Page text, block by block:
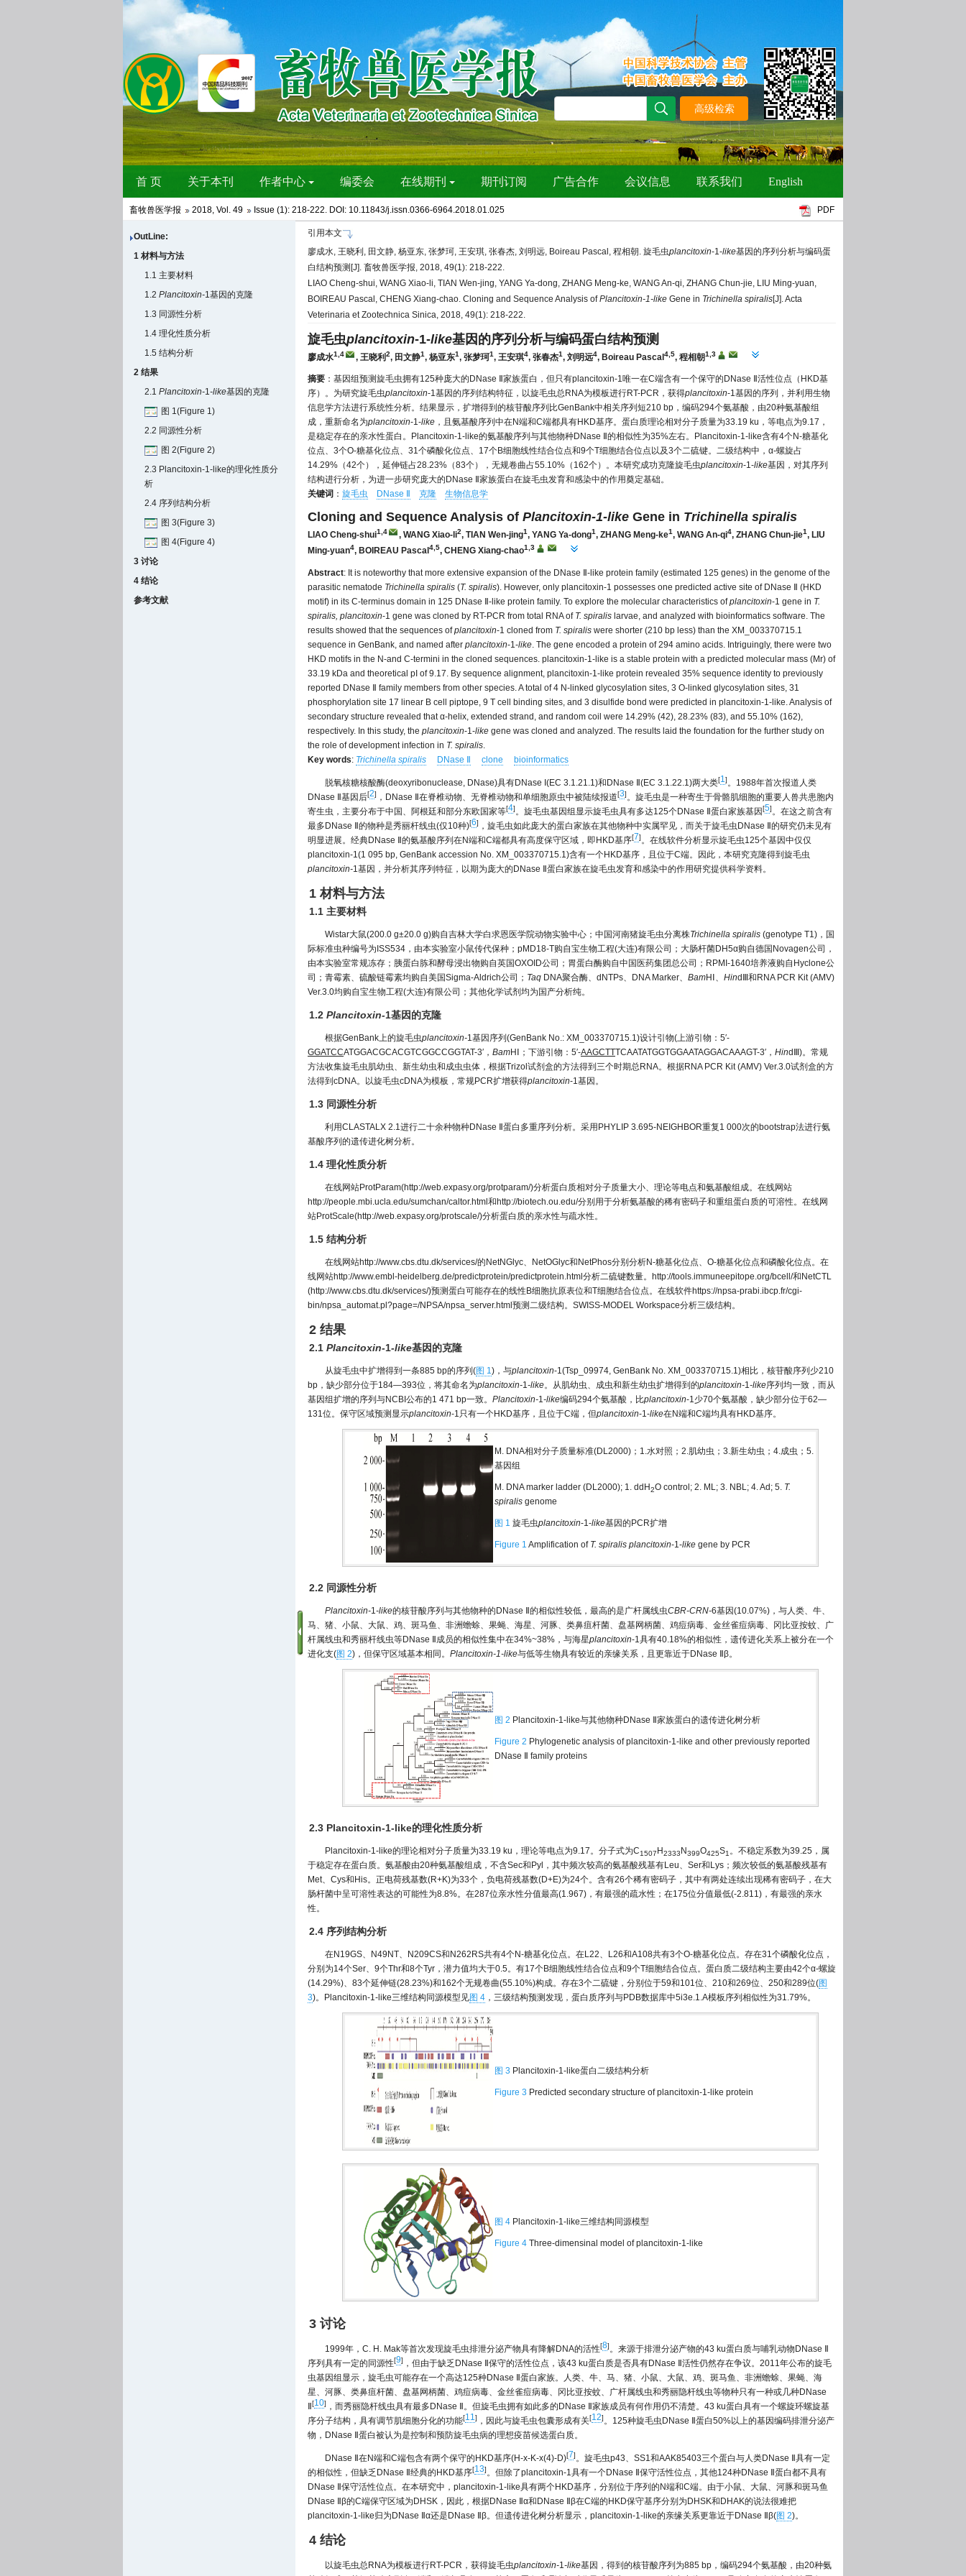
畜牧兽医学报 2018, Vol. 49 Issue (1): 218-222. DOI: 10.11843/j.issn.0366-6964.2018.01.025 PDF
OutLine:
1 材料与方法
1.1 主要材料
1.2 Plancitoxin-1基因的克隆
1.3 同源性分析
1.4 理化性质分析
1.5 结构分析
2 结果
2.1 Plancitoxin-1-like基因的克隆
图 1(Figure 1)
2.2 同源性分析
图 2(Figure 2)
2.3 Plancitoxin-1-like的理化性质分
析
2.4 序列结构分析
图 3(Figure 3)
图 4(Figure 4)
3 讨论
4 结论
参考文献
引用本文
廖成水, 王晓利, 田文静, 杨亚东, 张梦珂, 王安琪, 张春杰, 刘明远, Boireau Pascal, 程相朝. 旋毛虫plancitoxin-1-like基因的序列分析与编码蛋
白结构预测[J]. 畜牧兽医学报, 2018, 49(1): 218-222.
LIAO Cheng-shui, WANG Xiao-li, TIAN Wen-jing, YANG Ya-dong, ZHANG Meng-ke, WANG An-qi, ZHANG Chun-jie, LIU Ming-yuan,
BOIREAU Pascal, CHENG Xiang-chao. Cloning and Sequence Analysis ofPlancitoxin-1-like Gene in Trichinella spiralis[J]. Acta
Veterinaria et Zootechnica Sinica, 2018, 49(1): 218-222.
旋毛虫plancitoxin-1-like基因的序列分析与编码蛋白结构预测
廖成水1,4 , 王晓利2, 田文静1, 杨亚东1, 张梦珂1, 王安琪4, 张春杰1, 刘明远4, Boireau Pascal 4,5, 程相朝1,3
摘要 ：基因组预测旋毛虫拥有125种庞大的DNase Ⅱ家族蛋白，但只有plancitoxin-1唯一在C端含有一个保守的DNase Ⅱ活性位点（HKD基
序）。为研究旋毛虫plancitoxin-1基因的序列结构特征，以旋毛虫总RNA为模板进行RT-PCR，获得plancitoxin-1基因的序列，并利用生物
信息学方法进行系统性分析。结果显示，扩增得到的核苷酸序列比GenBank中相关序列短210 bp，编码294个氨基酸，由20种氨基酸组
成，重新命名为plancitoxin-1-like ，且氨基酸序列中在N端和C端都具有HKD基序。蛋白质理论相对分子质量为33.19 ku，等电点为9.17，
是稳定存在的亲水性蛋白。Plancitoxin-1-like的氨基酸序列与其他物种DNase Ⅱ的相似性为35%左右。Plancitoxin-1-like含有4个N-糖基化
位点、3个O-糖基化位点、31个磷酸化位点、17个B细胞线性结合位点和9个T细胞结合位点以及3个二硫键。二级结构中，α-螺旋占
14.29%（42个），延伸链占28.23%（83个），无规卷曲占55.10%（162个）。本研究成功克隆旋毛虫plancitoxin-1-like基因，对其序列
结构进行分析，为进一步研究庞大的DNase Ⅱ家族蛋白在旋毛虫发育和感染中的作用奠定基础。
关键词 ： 旋毛虫 DNase Ⅱ 克隆 生物信息学
Cloning and Sequence Analysis of Plancitoxin-1-like Gene in Trichinella spiralis
LIAO Cheng-shui1,4 , WANG Xiao-li2, TIAN Wen-jing1, YANG Ya-dong1, ZHANG Meng-ke1, WANG An-qi4, ZHANG Chun-jie1, LIU
Ming-yuan4, BOIREAU Pascal 4,5, CHENG Xiang-chao1,3
Abstract: It is noteworthy that more extensive expansion of the DNase Ⅱ-like protein family (estimated 125 genes) in the genome of the
parasitic nematode Trichinella spiralis (T. spiralis). However, only plancitoxin-1 possesses one predicted active site of DNase Ⅱ (HKD
motif) in its C-terminus domain in 125 DNase Ⅱ-like protein family. To explore the molecular characteristics ofplancitoxin-1 gene in T.
spiralis, plancitoxin-1 gene was cloned by RT-PCR from total RNA of T. spiralis larvae, and analyzed with bioinformatics software. The
results showed that the sequences ofplancitoxin-1 cloned from T. spiralis were shorter (210 bp less) than the XM_003370715.1
sequence in GenBank, and named after plancitoxin-1-like . The gene encoded a protein of 294 amino acids. Intriguingly, there were two
HKD motifs in the N-and C-termini in the cloned sequences. plancitoxin-1-like is a stable protein with a predicted molecular mass (Mr) of
33.19 kDa and theoretical pI of 9.17. By sequence alignment, plancitoxin-1-like protein revealed 35% sequence identity to previously
reported DNase Ⅱ family members from other species. A total of 4 N-linked glycosylation sites, 3 O-linked glycosylation sites, 31
phosphorylation site 17 linear B cell piptope, 9 T cell binding sites, and 3 disulfide bond were predicted in plancitoxin-1-like. Analysis of
secondary structure revealed that α-helix, extended strand, and random coil were 14.29% (42), 28.23% (83), and 55.10% (162),
respectively. In this study, the plancitoxin-1-like gene was cloned and analyzed. The results laid the foundation for the further study on
the role of development infection in T. spiralis
Key words: Trichinella spiralis DNase Ⅱ clone bioinformatics
脱氧核糖核酸酶(deoxyribonuclease, DNase)具有DNase I(EC 3.1.21.1)和DNase Ⅱ(EC 3.1.22.1)两大类[1 ] 。1988年首次报道人类
DNase Ⅱ基因后[2] ，DNase Ⅱ在脊椎动物、无脊椎动物和单细胞原虫中被陆续报道[3] 。旋毛虫是一种寄生于骨骼肌细胞的重要人兽共患胞内
寄生虫，主要分布于中国、阿根廷和部分东欧国家等[4] 。旋毛虫基因组显示旋毛虫具有多达125个DNase Ⅱ蛋白家族基因[5] 。在这之前含有
最多DNase Ⅱ的物种是秀丽杆线虫(仅10种)[6] ，旋毛虫如此庞大的蛋白家族在其他物种中实属罕见，而关于旋毛虫DNase Ⅱ的研究仍未见有
明显进展。经典DNase Ⅱ的氨基酸序列在N端和C端都具有高度保守区域，即HKD基序[7] 。在线软件分析显示旋毛虫125个基因中仅仅
plancitoxin-1(1 095 bp, GenBank accession No. XM_003370715.1)含有一个HKD基序，且位于C端。因此，本研究克隆得到旋毛虫
plancitoxin-1基因，并分析其序列特征，以期为庞大的DNase Ⅱ蛋白家族在旋毛虫发育和感染中的作用研究提供科学资料。
1 材料与方法
1.1 主要材料
Wistar大鼠(200.0 g±20.0 g)购自吉林大学白求恩医学院动物实验中心；中国河南猪旋毛虫分离株Trichinella spiralis (genotype T1)，国
际标准虫种编号为ISS534，由本实验室小鼠传代保种；pMD18-T购自宝生物工程(大连)有限公司；大肠杆菌DH5α购自德国Novagen公司，
由本实验室常规冻存；胰蛋白胨和酵母浸出物购自英国OXOID公司；胃蛋白酶购自中国医药集团总公司；RPMI-1640培养液购自Hyclone公
司；青霉素、硫酸链霉素均购自美国Sigma-Aldrich公司； Taq DNA聚合酶、dNTPs、DNA Marker、 BamHⅠ、 HindⅢ和RNA PCR Kit (AMV)
Ver.3.0均购自宝生物工程(大连)有限公司；其他化学试剂均为国产分析纯。
1.2 Plancitoxin-1基因的克隆
根据GenBank上的旋毛虫plancitoxin-1基因序列(GenBank No.: XM_003370715.1)设计引物(上游引物：5′-
GGATCCATGGACGCACGTCGGCCGGTAT-3′， BamHⅠ；下游引物：5′-AAGCTTTCAATATGGTGGAATAGGACAAAGT-3′， HindⅢ)。常规
方法收集旋毛虫肌幼虫、新生幼虫和成虫虫体，根据Trizol试剂盒的方法得到三个时期总RNA。根据RNA PCR Kit (AMV) Ver.3.0试剂盒的方
法得到cDNA。以旋毛虫cDNA为模板，常规PCR扩增获得plancitoxin-1基因。
1.3 同源性分析
利用CLASTALX 2.1进行二十余种物种DNase Ⅱ蛋白多重序列分析。采用PHYLIP 3.695-NEIGHBOR重复1 000次的bootstrap法进行氨
基酸序列的遗传进化树分析。
1.4 理化性质分析
在线网站ProtParam(http://web.expasy.org/protparam/)分析蛋白质相对分子质量大小、理论等电点和氨基酸组成。在线网站
http://people.mbi.ucla.edu/sumchan/caltor.html和http://biotech.ou.edu/分别用于分析氨基酸的稀有密码子和重组蛋白质的可溶性。在线网
站ProtScale(http://web.expasy.org/protscale/)分析蛋白质的亲水性与疏水性。
1.5 结构分析
在线网站http://www.cbs.dtu.dk/services/的NetNGlyc、NetOGlyc和NetPhos分别分析N-糖基化位点、O-糖基化位点和磷酸化位点。在
线网站http://www.embl-heidelberg.de/predictprotein/predictprotein.html分析二硫键数量。 http://tools.immuneepitope.org/bcell/和NetCTL
(http://www.cbs.dtu.dk/services/)预测蛋白可能存在的线性B细胞抗原表位和T细胞结合位点。在线软件https://npsa-prabi.ibcp.fr/cgi-
bin/npsa_automat.pl?page=/NPSA/npsa_server.html预测二级结构。SWISS-MODEL Workspace分析三级结构。
2 结果
2.1 Plancitoxin-1-like基因的克隆
从旋毛虫中扩增得到一条885 bp的序列(图 1 )，与plancitoxin-1(Tsp_09974, GenBank No. XM_003370715.1)相比，核苷酸序列少210
bp，缺少部分位于184—393位，将其命名为plancitoxin-1 -like。从肌幼虫、成虫和新生幼虫扩增得到的plancitoxin-1 -like序列均一致，而从
基因组扩增的序列与NCBI公布的1 471 bp一致。 Plancitoxin-1 -like编码294个氨基酸，比plancitoxin-1少70个氨基酸，缺少部分位于62—
131位。保守区域预测显示plancitoxin-1只有一个HKD基序，且位于C端，但plancitoxin-1-like在N端和C端均具有HKD基序。
M. DNA相对分子质量标准(DL2000)；1.水对照；2.肌幼虫；3.新生幼虫；4.成虫；5.
基因组
M. DNA marker ladder (DL2000); 1. ddH2O control; 2. ML; 3. NBL; 4. Ad; 5. T.
spiralisgenome
图 1 旋毛虫plancitoxin-1-like基因的PCR扩增
Figure 1 Amplification of T. spiralis plancitoxin-1-likegene by PCR
2.2 同源性分析
Plancitoxin-1 -like的核苷酸序列与其他物种的DNase Ⅱ的相似性较低，最高的是广杆属线虫CBR-CRN-6基因(10.07%)，与人类、牛、
马、猪、小鼠、大鼠、鸡、斑马鱼、非洲蟾蜍、果蝇、海星、河豚、类鼻疽杆菌、盘基网柄菌、鸡痘病毒、金丝雀痘病毒、冈比亚按蚊、广
杆属线虫和秀丽杆线虫等DNase Ⅱ成员的相似性集中在34%~38%，与海星plancitoxin-1具有40.18%的相似性，遗传进化关系上被分在一个
进化支(图 2)，但保守区域基本相同。 Plancitoxin-1-like与低等生物具有较近的亲缘关系，且更靠近于DNase Ⅱβ。
图 2 Plancitoxin-1-like与其他物种DNase Ⅱ家族蛋白的遗传进化树分析
Figure 2 Phylogenetic analysis of plancitoxin-1-like and other previously reported
DNase Ⅱ family proteins
2.3 Plancitoxin-1-like的理化性质分析
Plancitoxin-1-like的理论相对分子质量为33.19 ku，理论等电点为9.17。分子式为C1507H2333N399O425S1 。不稳定系数为39.25，属
于稳定存在蛋白质。氨基酸由20种氨基酸组成，不含Sec和Pyl，其中频次较高的氨基酸残基有Leu、Ser和Lys；频次较低的氨基酸残基有
Met、Cys和His。正电荷残基数(R+K)为33个，负电荷残基数(D+E)为24个。含有26个稀有密码子，其中有两处连续出现稀有密码子，在大
肠杆菌中呈可溶性表达的可能性为8.8%。在287位亲水性分值最高(1.967)，有最强的疏水性；在175位分值最低(-2.811)，有最强的亲水
性。
2.4 序列结构分析
在N19GS、N49NT、N209CS和N262RS共有4个N-糖基化位点。在L22、L26和A108共有3个O-糖基化位点。存在31个磷酸化位点，
分别为14个Ser、9个Thr和8个Tyr，潜力值均大于0.5。有17个B细胞线性结合位点和9个T细胞结合位点。蛋白质二级结构主要由42个α-螺旋
(14.29%)、83个延伸链(28.23%)和162个无规卷曲(55.10%)构成。存在3个二硫键，分别位于59和101位、210和269位、250和289位(图
3)。Plancitoxin-1-like三维结构同源模型见图 4 ，三级结构预测发现，蛋白质序列与PDB数据库中5i3e.1.A模板序列相似性为31.79%。
图 3 Plancitoxin-1-like蛋白二级结构分析
Figure 3 Predicted secondary structure of plancitoxin-1-like protein
图 4 Plancitoxin-1-like三维结构同源模型
Figure 4Three-dimensinal model of plancitoxin-1-like
3 讨论
1999年，C. H. Mak等首次发现旋毛虫排泄分泌产物具有降解DNA的活性[8] 。来源于排泄分泌产物的43 ku蛋白质与哺乳动物DNase Ⅱ
序列具有一定的同源性[9] ，但由于缺乏DNase Ⅱ保守的活性位点，该43 ku蛋白质是否具有DNase Ⅱ活性仍然存在争议。2011年公布的旋毛
虫基因组显示，旋毛虫可能存在一个高达125种DNase Ⅱ蛋白家族。人类、牛、马、猪、小鼠、大鼠、鸡、斑马鱼、非洲蟾蜍、果蝇、海
星、河豚、类鼻疽杆菌、盘基网柄菌、鸡痘病毒、金丝雀痘病毒、冈比亚按蚊、广杆属线虫和秀丽隐杆线虫等物种只有一种或几种DNase
Ⅱ[10] ，而秀丽隐杆线虫具有最多DNase Ⅱ。但旋毛虫拥有如此多的DNase Ⅱ家族成员有何作用仍不清楚。43 ku蛋白具有一个螺旋环螺旋基
序分子结构，具有调节肌细胞分化的功能[11 ] ，因此与旋毛虫包囊形成有关[12] 。125种旋毛虫DNase Ⅱ蛋白50%以上的基因编码排泄分泌产
物，DNase Ⅱ蛋白被认为是控制和预防旋毛虫病的理想疫苗候选蛋白质。
DNase Ⅱ在N端和C端包含有两个保守的HKD基序(H-x-K-x(4)-D)[7] 。旋毛虫p43、SS1和AAK85403三个蛋白与人类DNase Ⅱ具有一定
的相似性，但缺乏DNase Ⅱ经典的HKD基序[13] 。但除了plancitoxin-1具有一个DNase Ⅱ保守活性位点，其他124种DNase Ⅱ蛋白都不具有
DNase Ⅱ保守活性位点。在本研究中，plancitoxin-1-like具有两个HKD基序，分别位于序列的N端和C端。由于小鼠、大鼠、河豚和斑马鱼
DNase Ⅱβ的C端保守区域为DHSK，因此，根据DNase Ⅱα和DNase Ⅱβ在C端的HKD保守基序分别为DHSK和DHAK的说法很难把
plancitoxin-1-like归为DNase Ⅱα还是DNase Ⅱβ。但遗传进化树分析显示，plancitoxin-1-like的亲缘关系更靠近于DNase Ⅱβ(图 2)。
4 结论
以旋毛虫总RNA为模板进行RT-PCR，获得旋毛虫plancitoxin-1 -like基因，得到的核苷酸序列为885 bp，编码294个氨基酸，由20种氨